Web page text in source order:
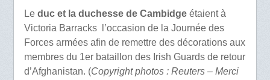
Le duc et la duchesse de Cambidge étaient à
Victoria Barracks l’occasion de la Journée des
Forces armées afin de remettre des décorations aux
membres du 1er bataillon des Irish Guards de retour
d’Afghanistan. (Copyright photos : Reuters – Merci